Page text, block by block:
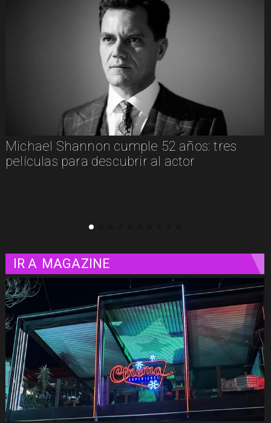
Michael Shannon cumple 52 años: tres
películas para descubrir al actor
IR A MAGAZINE